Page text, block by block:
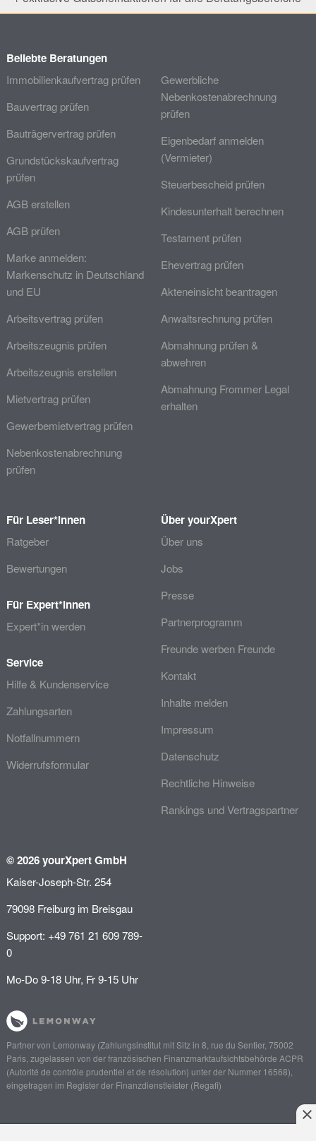
Beliebte Beratungen
Immobilienkaufvertrag prüfen
Bauvertrag prüfen
Bauträgervertrag prüfen
Grundstückskaufvertrag
prüfen
AGB erstellen
AGB prüfen
Marke anmelden:
Markenschutz in Deutschland
und EU
Arbeitsvertrag prüfen
Arbeitszeugnis prüfen
Arbeitszeugnis erstellen
Mietvertrag prüfen
Gewerbemietvertrag prüfen
Nebenkostenabrechnung
prüfen
Gewerbliche
Nebenkostenabrechnung
prüfen
Eigenbedarf anmelden
(Vermieter)
Steuerbescheid prüfen
Kindesunterhalt berechnen
Testament prüfen
Ehevertrag prüfen
Akteneinsicht beantragen
Anwaltsrechnung prüfen
Abmahnung prüfen &
abwehren
Abmahnung Frommer Legal
erhalten
Für Leser*innen
Ratgeber
Bewertungen
Für Expert*innen
Expert*in werden
Service
Hilfe & Kundenservice
Zahlungsarten
Notfallnummern
Widerrufsformular
Über yourXpert
Über uns
Jobs
Presse
Partnerprogramm
Freunde werben Freunde
Kontakt
Inhalte melden
Impressum
Datenschutz
Rechtliche Hinweise
Rankings und Vertragspartner
© 2026 yourXpert GmbH
Kaiser-Joseph-Str. 254
79098 Freiburg im Breisgau
Support: +49 761 21 609 789-
0
Mo-Do 9-18 Uhr, Fr 9-15 Uhr
Partner von Lemonway(Zahlungsinstitut mit Sitz in 8, rue du Sentier, 75002
Paris, zugelassen von der französischen Finanzmarktaufsichtsbehörde ACPR
(Autorité de contrôle prudentiel et de résolution) unter der Nummer 16568),
eingetragen im Register der Finanzdienstleister (Regafi)